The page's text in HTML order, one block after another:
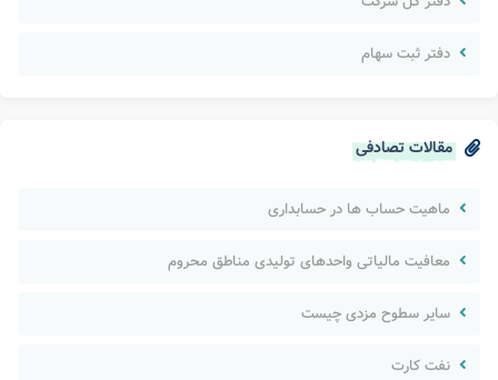
دفتر ثبت سهام
مقالات تصادفی
ماهیت حساب ها در حسابداری
معافیت مالیاتی واحدهای تولیدی مناطق محروم
سایر سطوح مزدی چیست
نفت کارت